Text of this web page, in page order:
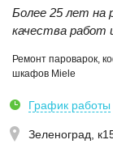
Более 25 лет на
качества работ
Ремонт пароварок,
шкафов Miele
График работы
Зеленоград,